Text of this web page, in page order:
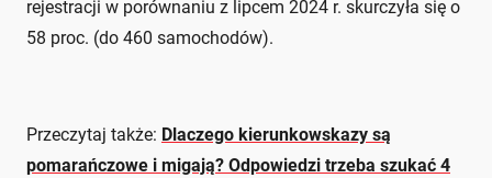
rejestracji w porównaniu z lipcem 2024 r. skurczyła się o
58 proc. (do 460 samochodów).
Przeczytaj także: Dlaczego kierunkowskazy są
pomarańczowe i migają? Odpowiedzi trzeba szukać 4